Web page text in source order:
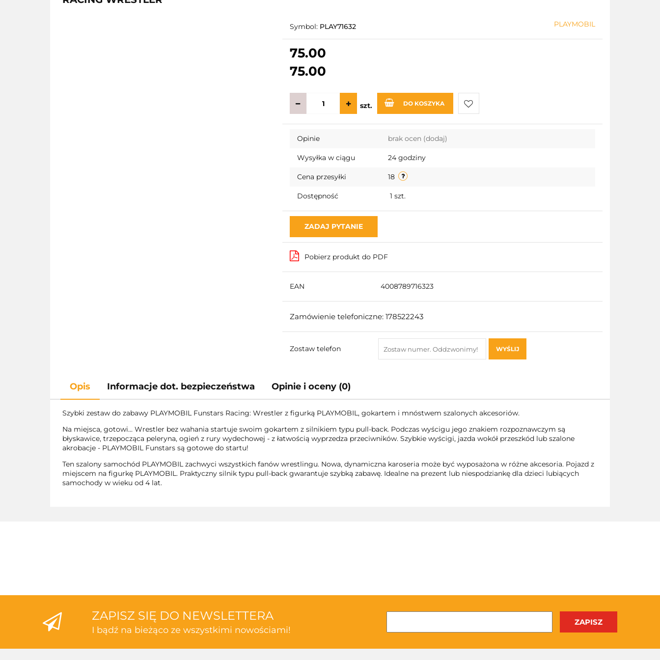
Symbol: PLAY71632 PLAYMOBIL
75.00
75.00
szt. DO KOSZYKA
Do
Opinie brak ocen (dodaj)
Wysyłka w ciągu 24 godziny
Cena przesyłki 18
Dostępność 1 szt.
ZADAJ PYTANIE
Pobierz produkt do PDF
EAN 4008789716323
Zamówienie telefoniczne: 178522243
Zostaw telefon WYŚLIJ
Opis Informacje dot. bezpieczeństwa Opinie i oceny (0)
Szybki zestaw do zabawy PLAYMOBIL Funstars Racing: Wrestler z figurką PLAYMOBIL, gokartem i mnóstwem szalonych akcesoriów.
Na miejsca, gotowi... Wrestler bez wahania startuje swoim gokartem z silnikiem typu pull-back. Podczas wyścigu jego znakiem rozpoznawczym są
błyskawice, trzepocząca peleryna, ogień z rury wydechowej - z łatwością wyprzedza przeciwników. Szybkie wyścigi, jazda wokół przeszkód lub szalone
akrobacje - PLAYMOBIL Funstars są gotowe do startu!
Ten szalony samochód PLAYMOBIL zachwyci wszystkich fanów wrestlingu. Nowa, dynamiczna karoseria może być wyposażona w różne akcesoria. Pojazd z
miejscem na figurkę PLAYMOBIL. Praktyczny silnik typu pull-back gwarantuje szybką zabawę. Idealne na prezent lub niespodziankę dla dzieci lubiących
samochody w wieku od 4 lat.
ZAPISZ SIĘ DO NEWSLETTERA
I bądź na bieżąco ze wszystkimi nowościami!